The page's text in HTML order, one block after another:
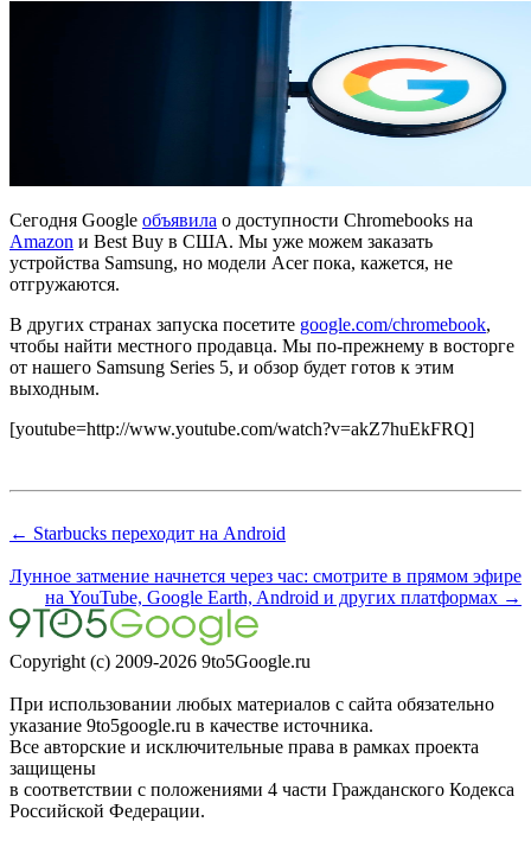
Сегодня Google объявила о доступности Chromebooks на
Amazon и Best Buy в США. Мы уже можем заказать
устройства Samsung, но модели Acer пока, кажется, не
отгружаются.
В других странах запуска посетите google.com/chromebook,
чтобы найти местного продавца. Мы по-прежнему в восторге
от нашего Samsung Series 5, и обзор будет готов к этим
выходным.
[youtube=http://www.youtube.com/watch?v=akZ7huEkFRQ]
← Starbucks переходит на Android
Лунное затмение начнется через час: смотрите в прямом эфире
на YouTube, Google Earth, Android и других платформах →
Copyright (c) 2009-2026 9to5Google.ru
При использовании любых материалов с сайта обязательно
указание 9to5google.ru в качестве источника.
Все авторские и исключительные права в рамках проекта
защищены
в соответствии с положениями 4 части Гражданского Кодекса
Российской Федерации.